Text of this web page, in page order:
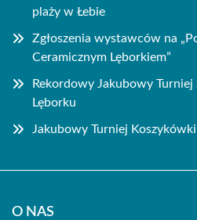
plaży w Łebie
Zgłoszenia wystawców na
Ceramicznym Lęborkiem”
Rekordowy Jakubowy
Lęborku
Jakubowy Turniej
O NAS